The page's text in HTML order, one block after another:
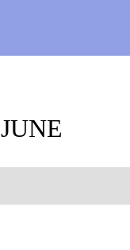
JUNE